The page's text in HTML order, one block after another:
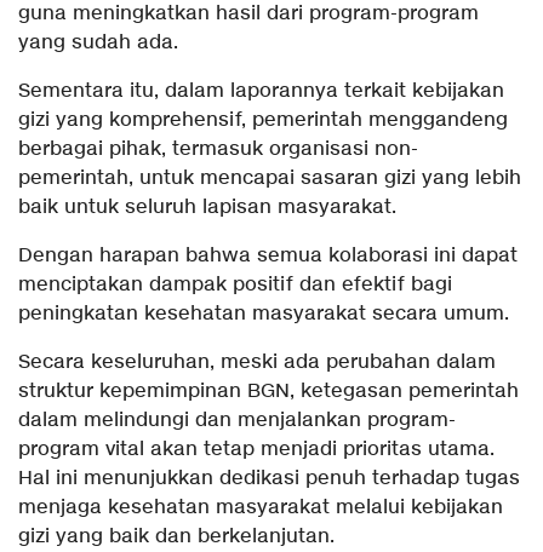
guna meningkatkan hasil dari program-program
yang sudah ada.
Sementara itu, dalam laporannya terkait kebijakan
gizi yang komprehensif, pemerintah menggandeng
berbagai pihak, termasuk organisasi non-
pemerintah, untuk mencapai sasaran gizi yang lebih
baik untuk seluruh lapisan masyarakat.
Dengan harapan bahwa semua kolaborasi ini dapat
menciptakan dampak positif dan efektif bagi
peningkatan kesehatan masyarakat secara umum.
Secara keseluruhan, meski ada perubahan dalam
struktur kepemimpinan BGN, ketegasan pemerintah
dalam melindungi dan menjalankan program-
program vital akan tetap menjadi prioritas utama.
Hal ini menunjukkan dedikasi penuh terhadap tugas
menjaga kesehatan masyarakat melalui kebijakan
gizi yang baik dan berkelanjutan.